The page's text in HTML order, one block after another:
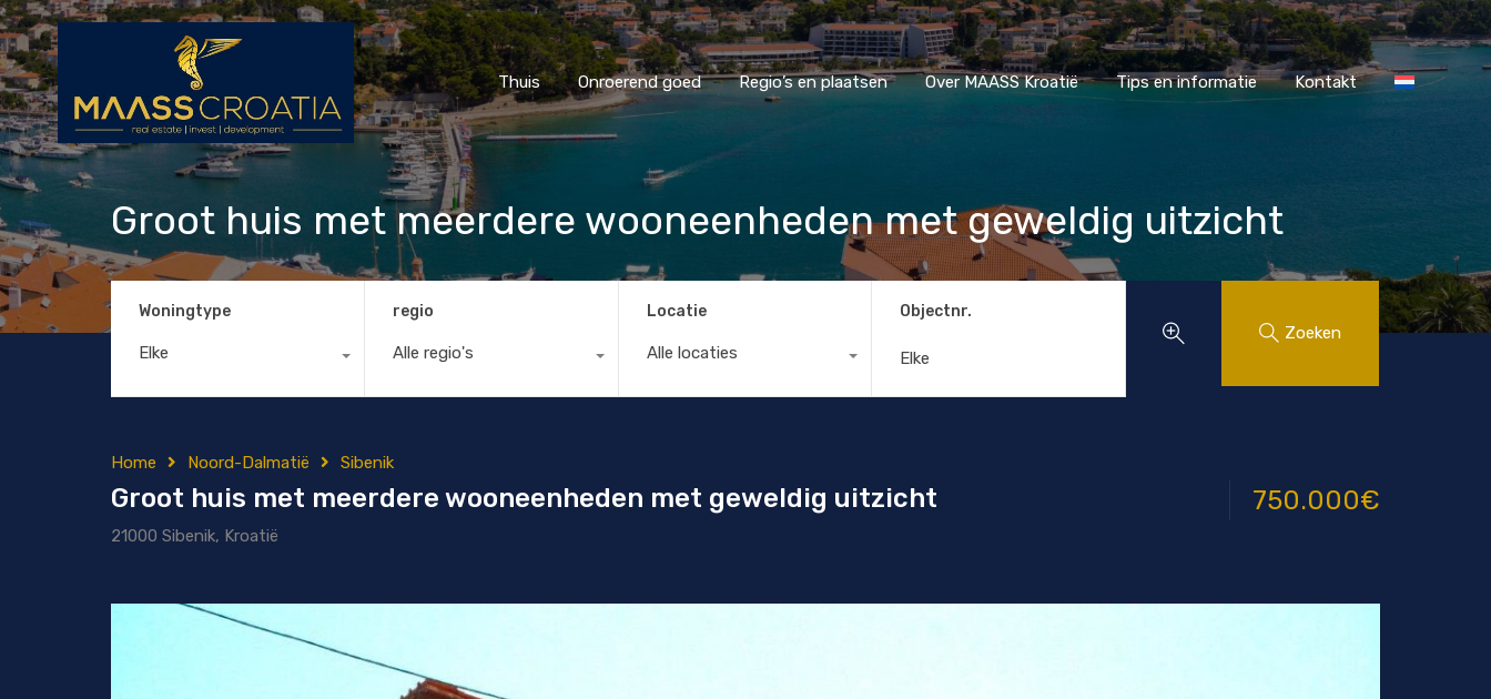
Thuis Onroerend goed Regio’s en plaatsen Over MAASS Kroatië Tips en informatie Kontakt
Thuis Onroerend goed Regio’s en plaatsen Over MAASS Kroatië Tips en informatie Kontakt
Groot huis met meerdere wooneenheden met geweldig uitzicht
Woningtype
Elke
regio
Alle regio's
Locatie
Alle locaties
Objectnr.
Zoeken
Home Noord-Dalmatië Sibenik
Groot huis met meerdere wooneenheden met geweldig uitzicht
21000 Sibenik, Kroatië
750.000€